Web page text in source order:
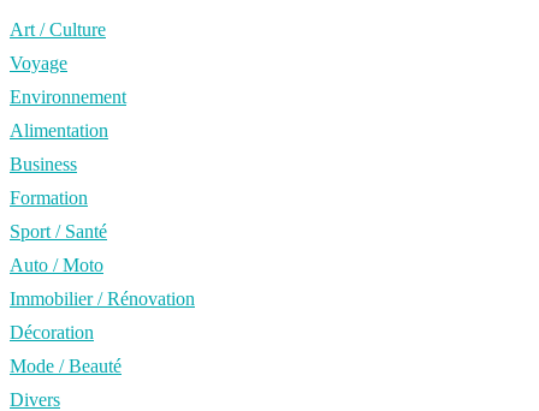
Art / Culture
Voyage
Environnement
Alimentation
Business
Formation
Sport / Santé
Auto / Moto
Immobilier / Rénovation
Décoration
Mode / Beauté
Divers